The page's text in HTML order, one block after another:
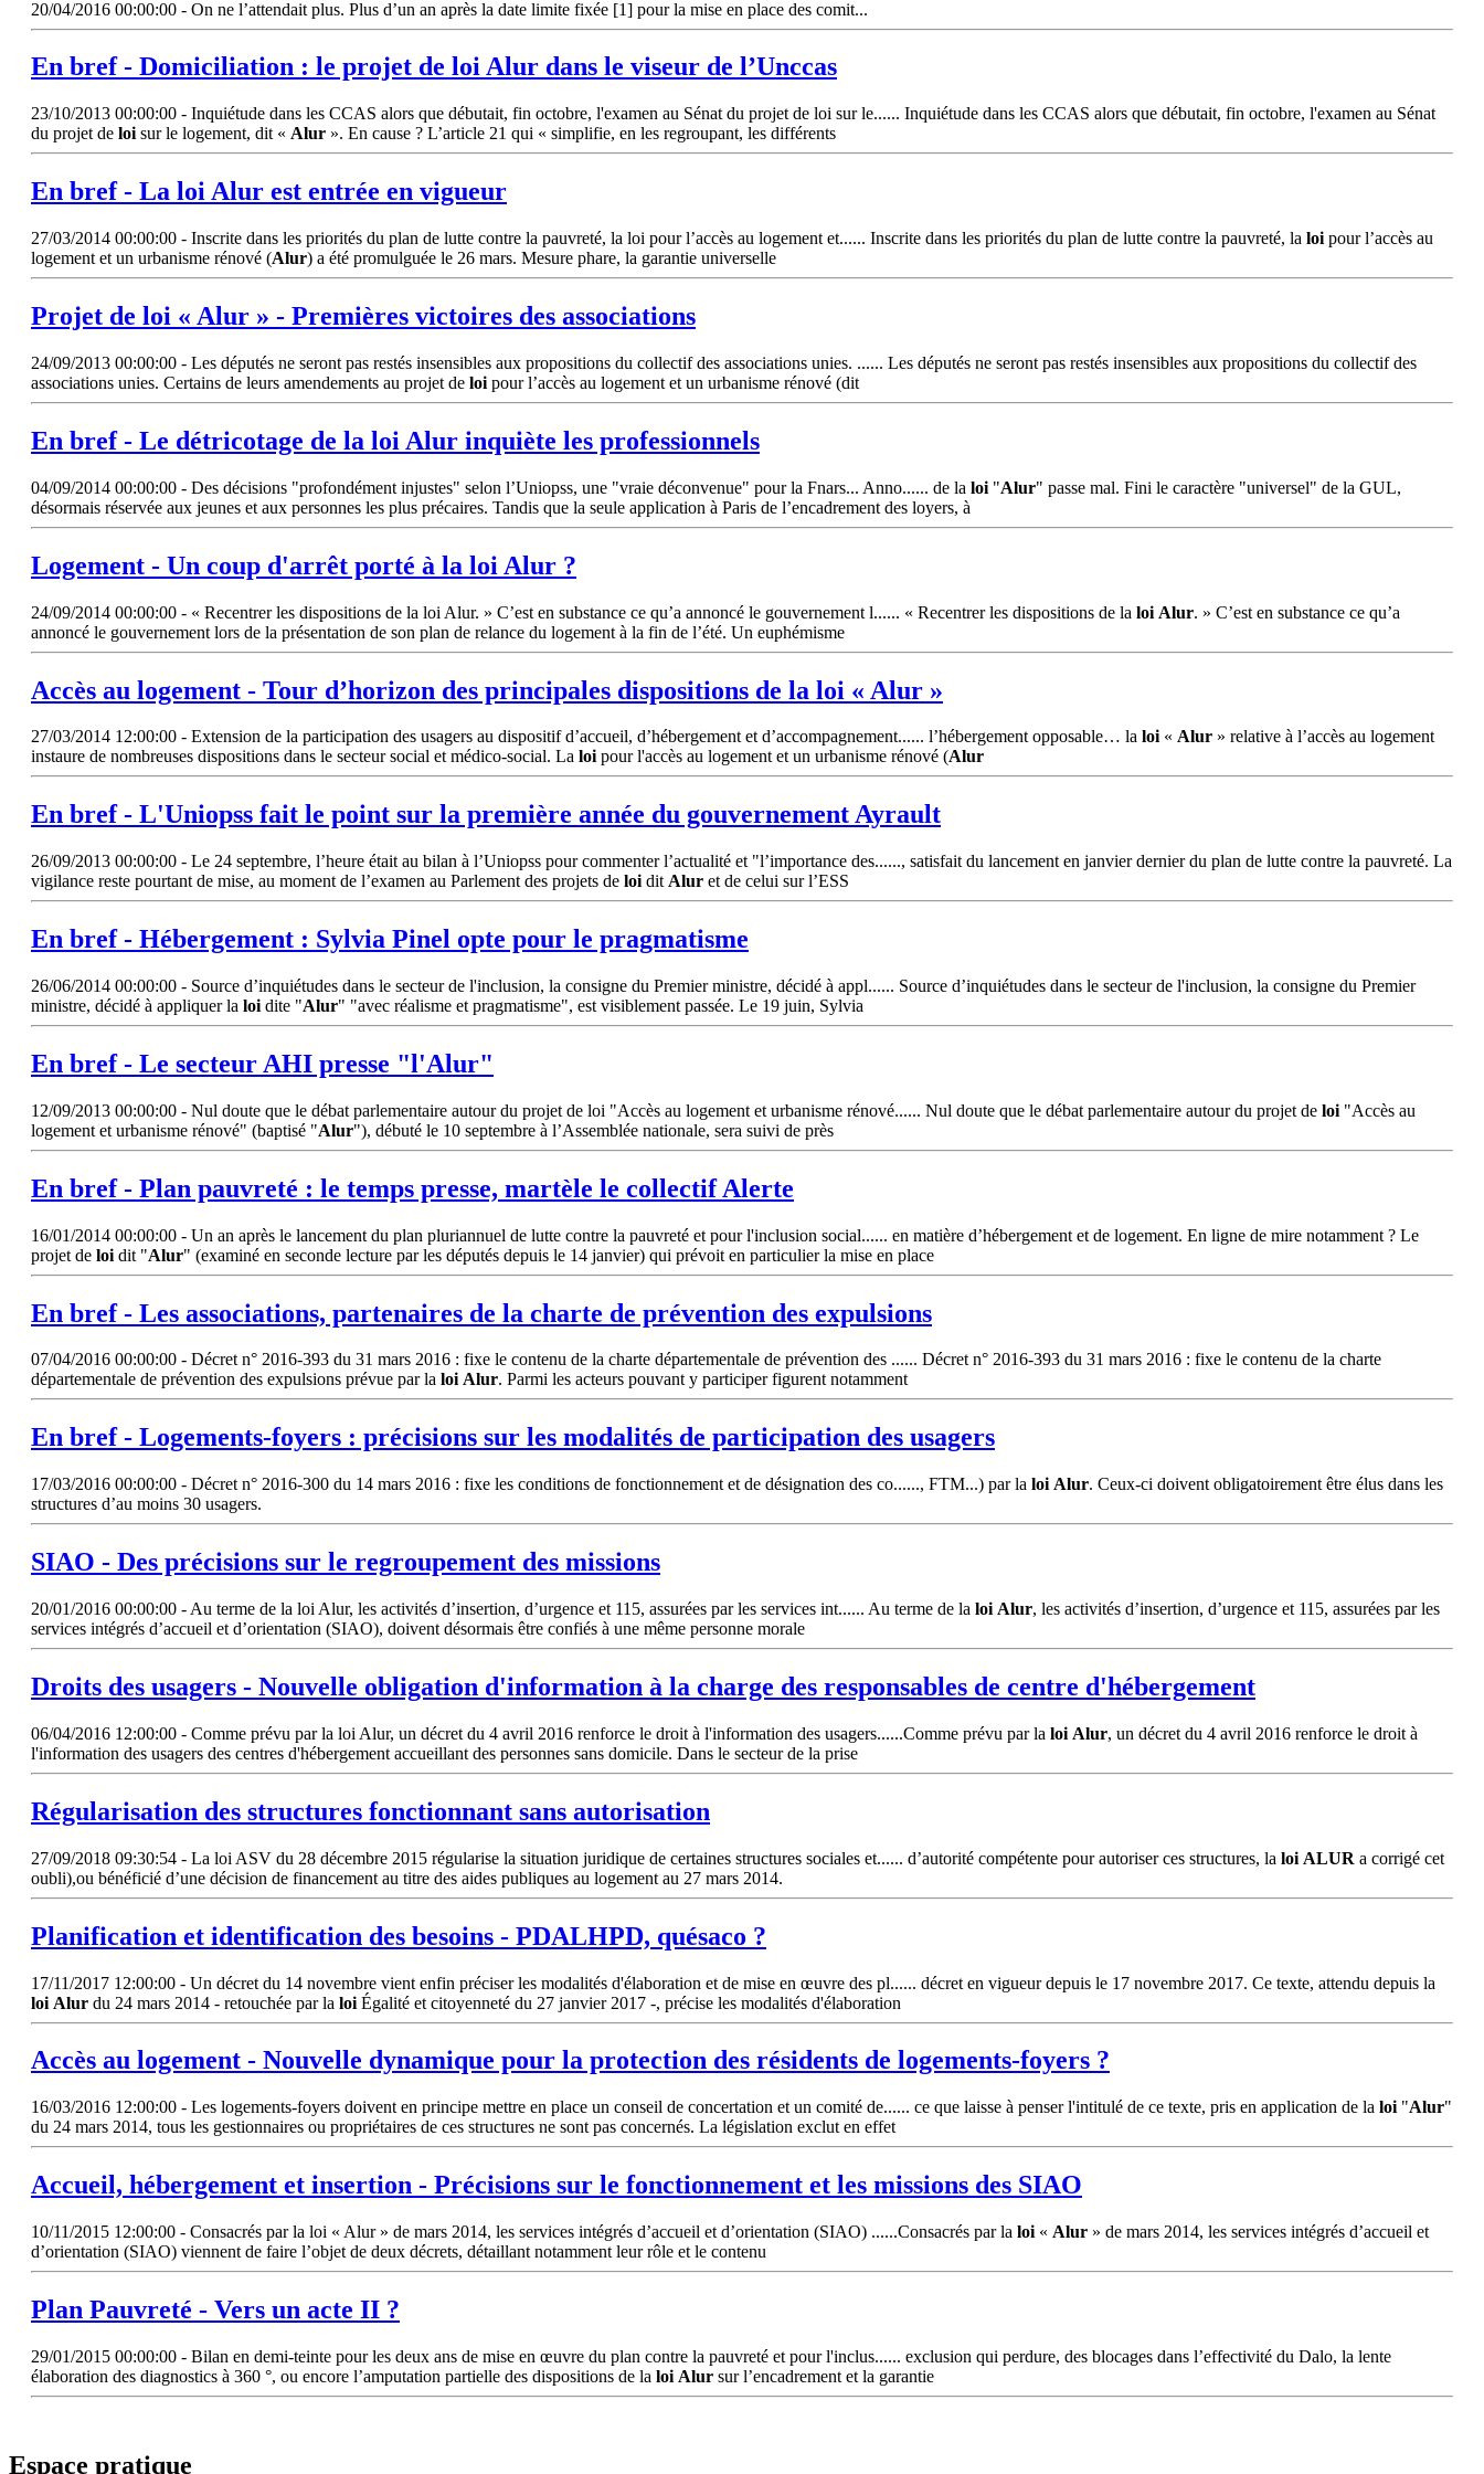
20/04/2016 00:00:00 - On ne l’attendait plus. Plus d’un an après la date limite fixée [1] pour la mise en place des comit...
En bref - Domiciliation : le projet de loiAlur dans le viseur de l’Unccas
23/10/2013 00:00:00 - Inquiétude dans les CCAS alors que débutait, fin octobre, l'examen au Sénat du projet de loi sur le...... Inquiétude dans les CCAS alors que débutait, fin octobre, l'examen au Sénat
du projet de loi sur le logement, dit « Alur ». En cause ? L’article 21 qui « simplifie, en les regroupant, les différents
En bref - La loiAlur est entrée en vigueur
27/03/2014 00:00:00 - Inscrite dans les priorités du plan de lutte contre la pauvreté, la loi pour l’accès au logement et...... Inscrite dans les priorités du plan de lutte contre la pauvreté, la loi pour l’accès au
logement et un urbanisme rénové (Alur) a été promulguée le 26 mars. Mesure phare, la garantie universelle
Projet de loi « Alur » - Premières victoires des associations
24/09/2013 00:00:00 - Les députés ne seront pas restés insensibles aux propositions du collectif des associations unies. ...... Les députés ne seront pas restés insensibles aux propositions du collectif des
associations unies. Certains de leurs amendements au projet de loi pour l’accès au logement et un urbanisme rénové (dit
En bref - Le détricotage de la loi Alur inquiète les professionnels
04/09/2014 00:00:00 - Des décisions "profondément injustes" selon l’Uniopss, une "vraie déconvenue" pour la Fnars... Anno...... de la loi "Alur" passe mal. Fini le caractère "universel" de la GUL,
désormais réservée aux jeunes et aux personnes les plus précaires. Tandis que la seule application à Paris de l’encadrement des loyers, à
Logement - Un coup d'arrêt porté à la loi Alur ?
24/09/2014 00:00:00 - « Recentrer les dispositions de la loi Alur. » C’est en substance ce qu’a annoncé le gouvernement l...... « Recentrer les dispositions de la loi Alur. » C’est en substance ce qu’a
annoncé le gouvernement lors de la présentation de son plan de relance du logement à la fin de l’été. Un euphémisme
Accès au logement - Tour d’horizon des principales dispositions de la loi « Alur »
27/03/2014 12:00:00 - Extension de la participation des usagers au dispositif d’accueil, d’hébergement et d’accompagnement...... l’hébergement opposable… la loi« Alur » relative à l’accès au logement
instaure de nombreuses dispositions dans le secteur social et médico-social. La loipour l'accès au logement et un urbanisme rénové (Alur
En bref - L'Uniopss fait le point sur la première année du gouvernement Ayrault
26/09/2013 00:00:00 - Le 24 septembre, l’heure était au bilan à l’Uniopss pour commenter l’actualité et "l’importance des......, satisfait du lancement en janvier dernier du plan de lutte contre la pauvreté. La
vigilance reste pourtant de mise, au moment de l’examen au Parlement des projets de loi dit Alur et de celui sur l’ESS
En bref - Hébergement : Sylvia Pinel opte pour le pragmatisme
26/06/2014 00:00:00 - Source d’inquiétudes dans le secteur de l'inclusion, la consigne du Premier ministre, décidé à appl...... Source d’inquiétudes dans le secteur de l'inclusion, la consigne du Premier
ministre, décidé à appliquer la loi dite "Alur" "avec réalisme et pragmatisme", est visiblement passée. Le 19 juin, Sylvia
En bref - Le secteur AHI presse "l'Alur"
12/09/2013 00:00:00 - Nul doute que le débat parlementaire autour du projet de loi "Accès au logement et urbanisme rénové...... Nul doute que le débat parlementaire autour du projet de loi "Accès au
logement et urbanisme rénové" (baptisé "Alur"), débuté le 10 septembre à l’Assemblée nationale, sera suivi de près
En bref - Plan pauvreté : le temps presse, martèle le collectif Alerte
16/01/2014 00:00:00 - Un an après le lancement du plan pluriannuel de lutte contre la pauvreté et pour l'inclusion social...... en matière d’hébergement et de logement. En ligne de mire notamment ? Le
projet de loi dit "Alur" (examiné en seconde lecture par les députés depuis le 14 janvier) qui prévoit en particulier la mise en place
En bref - Les associations, partenaires de la charte de prévention des expulsions
07/04/2016 00:00:00 - Décret n° 2016-393 du 31 mars 2016 : fixe le contenu de la charte départementale de prévention des ...... Décret n° 2016-393 du 31 mars 2016 : fixe le contenu de la charte
départementale de prévention des expulsions prévue par la loi Alur. Parmi les acteurs pouvant y participer figurent notamment
En bref - Logements-foyers : précisions sur les modalités de participation des usagers
17/03/2016 00:00:00 - Décret n° 2016-300 du 14 mars 2016 : fixe les conditions de fonctionnement et de désignation des co......, FTM...) par la loi Alur. Ceux-ci doivent obligatoirement être élus dans les
structures d’au moins 30 usagers.
SIAO - Des précisions sur le regroupement des missions
20/01/2016 00:00:00 - Au terme de la loi Alur, les activités d’insertion, d’urgence et 115, assurées par les services int...... Au terme de la loi Alur, les activités d’insertion, d’urgence et 115, assurées par les
services intégrés d’accueil et d’orientation (SIAO), doivent désormais être confiés à une même personne morale
Droits des usagers - Nouvelle obligation d'information à la charge des responsables de centre d'hébergement
06/04/2016 12:00:00 - Comme prévu par la loi Alur, un décret du 4 avril 2016 renforce le droit à l'information des usagers......Comme prévu par la loi Alur, un décret du 4 avril 2016 renforce le droit à
l'information des usagers des centres d'hébergement accueillant des personnes sans domicile. Dans le secteur de la prise
Régularisation des structures fonctionnant sans autorisation
27/09/2018 09:30:54 - La loi ASV du 28 décembre 2015 régularise la situation juridique de certaines structures sociales et...... d’autorité compétente pour autoriser ces structures, la loi ALUR a corrigé cet
oubli),ou bénéficié d’une décision de financement au titre des aides publiques au logement au 27 mars 2014.
Planification et identification des besoins - PDALHPD, quésaco ?
17/11/2017 12:00:00 - Un décret du 14 novembre vient enfin préciser les modalités d'élaboration et de mise en œuvre des pl...... décret en vigueur depuis le 17 novembre 2017. Ce texte, attendu depuis la
loi Alur du 24 mars 2014 - retouchée par la loi Égalité et citoyenneté du 27 janvier 2017 -, précise les modalités d'élaboration
Accès au logement - Nouvelle dynamique pour la protection des résidents de logements-foyers ?
16/03/2016 12:00:00 - Les logements-foyers doivent en principe mettre en place un conseil de concertation et un comité de...... ce que laisse à penser l'intitulé de ce texte, pris en application de la loi "Alur"
du 24 mars 2014, tous les gestionnaires ou propriétaires de ces structures ne sont pas concernés. La législation exclut en effet
Accueil, hébergement et insertion - Précisions sur le fonctionnement et les missions des SIAO
10/11/2015 12:00:00 - Consacrés par la loi « Alur » de mars 2014, les services intégrés d’accueil et d’orientation (SIAO) ......Consacrés par la loi « Alur » de mars 2014, les services intégrés d’accueil et
d’orientation (SIAO) viennent de faire l’objet de deux décrets, détaillant notamment leur rôle et le contenu
Plan Pauvreté - Vers un acte II ?
29/01/2015 00:00:00 - Bilan en demi-teinte pour les deux ans de mise en œuvre du plan contre la pauvreté et pour l'inclus...... exclusion qui perdure, des blocages dans l’effectivité du Dalo, la lente
élaboration des diagnostics à 360 °, ou encore l’amputation partielle des dispositions de la loi Alur sur l’encadrement et la garantie
Espace pratique